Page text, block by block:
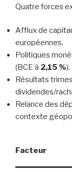
Quatre forces
Afflux de
européennes.
Politiques
(BCE à 2,15 %).
Résultats
dividendes/
Relance des
contexte
Facteur